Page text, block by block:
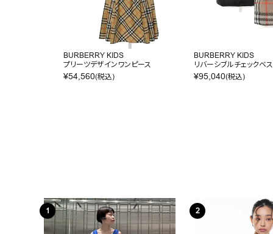
BURBERRY KIDS
プリーツデザインワンピース
¥54,560(税込)
BURBERRY KIDS
リバーシブルチェックベ
¥95,040(税込)